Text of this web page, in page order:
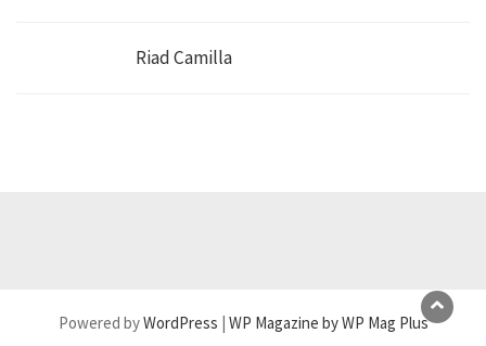
Riad Camilla
Powered byWordPress WP Magazine by WP Mag Plus